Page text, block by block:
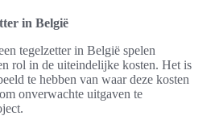
in België
tegelzetter in België spelen
rol in de uiteindelijke kosten. Het is
te hebben van waar deze kosten
onverwachte uitgaven te